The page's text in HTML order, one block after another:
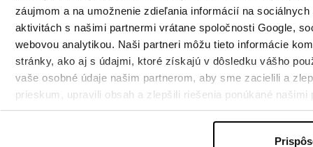
záujmom a na umožnenie zdieľania informácií na
aktivitách s našimi partnermi vrátane spoločnosti Google,
webovou analytikou. Naši partneri môžu tieto informácie
stránky, ako aj s údajmi, ktoré získajú v dôsledku vášho
vaše osobné údaje našim partnerom, aby sme zacielili a
prieskum, upravili obsah a zlepšili riešenia ponúkané
v našich Zásadách ochrany osobných údajov a v časti
Ako sa dobre pripraviť na aktívny deň
pri vode? Poradíme, čo si zbaliť